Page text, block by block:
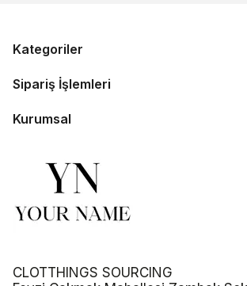
Kategoriler
Sipariş İşlemleri
Kurumsal
CLOTTHINGS SOURCING